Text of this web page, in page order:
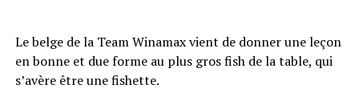
Le belge de la Team Winamax vient de donner une leçon
en bonne et due forme au plus gros fish de la table, qui
s’avère être une fishette.